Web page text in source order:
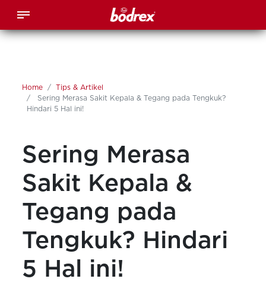
Home
Tips & Artikel
Sering Merasa Sakit Kepala & Tegang pada Tengkuk?
Hindari 5 Hal ini!
Sering Merasa
Sakit Kepala &
Tegang pada
Tengkuk? Hindari
5 Hal ini!